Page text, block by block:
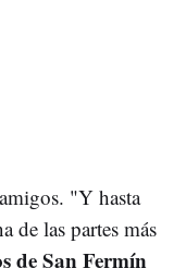
"Y hasta
de las partes más
de San Fermín